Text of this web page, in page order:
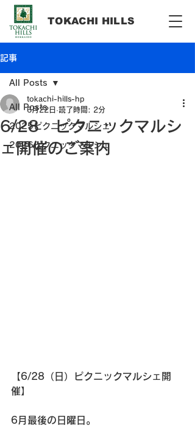
​TOKACHI HILLS
記事
All Posts
2025ピクニックマルシェ
2026ピクニックマルシェ
All Posts
6/28 ピクニックマルシ
ェ開催のご案内
tokachi-hills-hp
6月22日 読了時間: 2分
【6/28（日）ピクニックマルシェ開
催】
6月最後の日曜日。